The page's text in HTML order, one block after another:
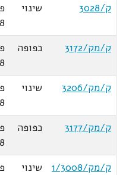
ק/3028
שינוי
ק/מק/3172
כפופה
ק/מק/3206
שינוי
ק/מק/3177
כפופה
ק/מק/1/3008
שינוי